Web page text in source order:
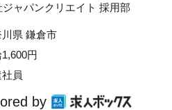
ャパンクリエイト 採用部
県 鎌倉市
円
員
by